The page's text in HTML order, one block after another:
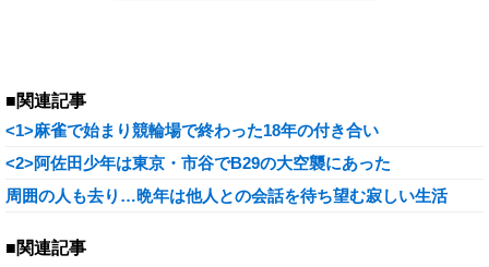
■関連記事
<1>麻雀で始まり競輪場で終わった18年の付き合い
<2>阿佐田少年は東京・市谷でB29の大空襲にあった
周囲の人も去り…晩年は他人との会話を待ち望む寂しい生活
■関連記事